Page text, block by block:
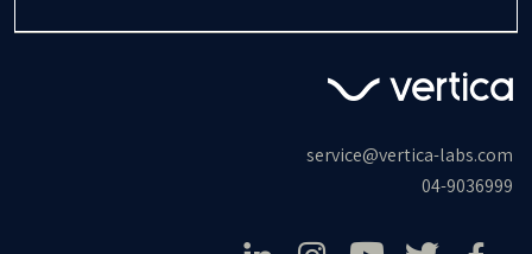
service@vertica-labs.com
04-9036999